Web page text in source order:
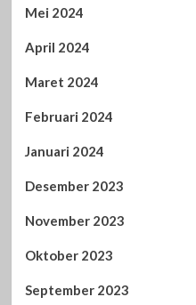
Mei 2024
April 2024
Maret 2024
Februari 2024
Januari 2024
Desember 2023
November 2023
Oktober 2023
September 2023